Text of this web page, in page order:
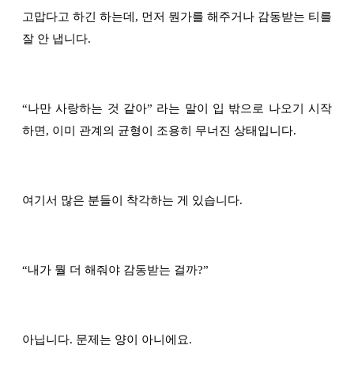
고맙다고 하긴 하는데, 먼저 뭔가를 해주거나 감동받는 티를
잘 안 냅니다.
“나만 사랑하는 것 같아” 라는 말이 입 밖으로 나오기 시작
하면, 이미 관계의 균형이 조용히 무너진 상태입니다.
여기서 많은 분들이 착각하는 게 있습니다.
“내가 뭘 더 해줘야 감동받는 걸까?”
아닙니다. 문제는 양이 아니에요.